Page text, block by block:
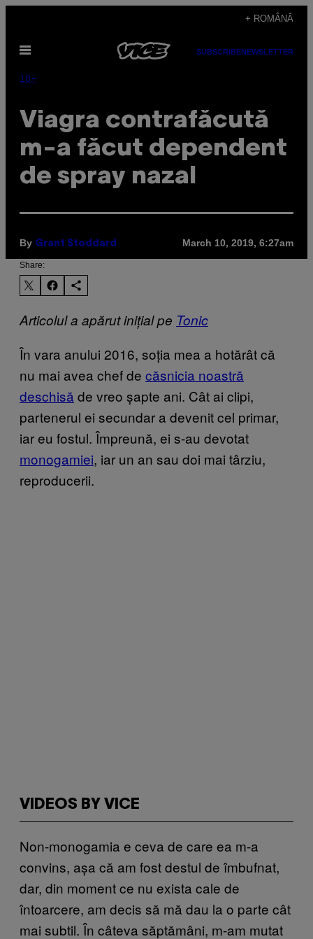
content
+ ROMÂNĂ
Open
SUBSCRIBENEWSLETTER
18+
Viagra contrafăcută
m-a făcut dependent
de spray nazal
By Grant Stoddard March 10, 2019, 6:27am
Share:
Articolul a apărut inițial pe Tonic
În vara anului 2016, soția mea a hotărât că
nu mai avea chef de căsnicia noastră
deschisă de vreo șapte ani. Cât ai clipi,
partenerul ei secundar a devenit cel primar,
iar eu fostul. Împreună, ei s-au devotat
monogamiei, iar un an sau doi mai târziu,
reproducerii.
VIDEOS BY VICE
Non-monogamia e ceva de care ea m-a
convins, așa că am fost destul de îmbufnat,
dar, din moment ce nu exista cale de
întoarcere, am decis să mă dau la o parte cât
mai subtil. În câteva săptămâni, m-am mutat